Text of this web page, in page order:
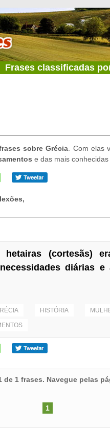
Frases classificadas
sobre Grécia . Com elas
e das mais
(cortesãs)
diárias
HISTÓRIA
de 1 frases. Navegue pelas
1